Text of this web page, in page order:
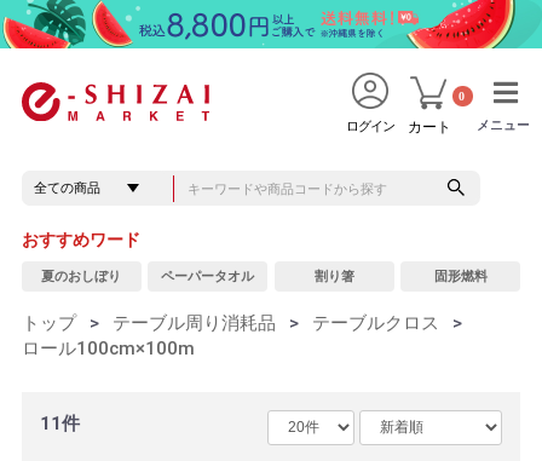
メニュー
メニュー
ログイン カート
0
おすすめワード
夏のおしぼり ペーパータオル 割り箸 固形燃料
トップ > テーブル周り消耗品 > テーブルクロス
>
ロール100cm×100m
11件